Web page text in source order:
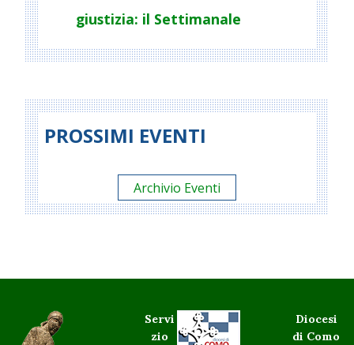
giustizia: il Settimanale
PROSSIMI EVENTI
Archivio Eventi
Servi
zio
Diocesi
di Como